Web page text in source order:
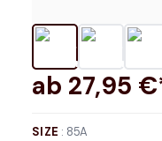
ab 27,95
SIZE : 85A